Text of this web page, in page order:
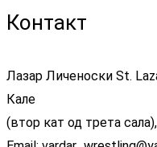
Контакт
Лазар Личеноски St.
Кале
(втор кат од трета